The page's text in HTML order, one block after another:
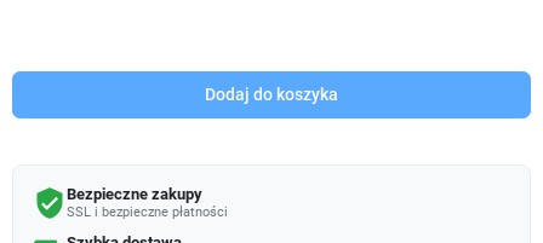
Dodaj do koszyka
verified_user Bezpieczne zakupy
SSL i bezpieczne płatności